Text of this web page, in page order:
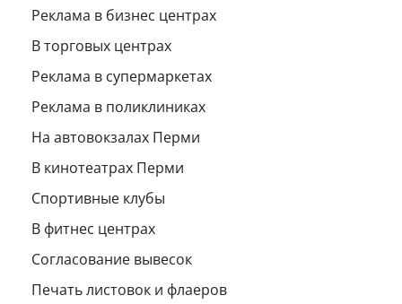
Реклама в бизнес центрах
В торговых центрах
Реклама в супермаркетах
Реклама в поликлиниках
На автовокзалах Перми
В кинотеатрах Перми
Спортивные клубы
В фитнес центрах
Согласование вывесок
Печать листовок и флаеров